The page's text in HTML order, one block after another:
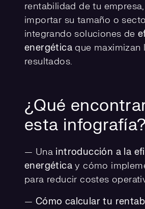
rentabilidad de tu
importar su tamaño o
integrando soluciones de
energética que maximizan
resultados.
¿Qué
esta infografía?
— Una introducción a la
energética y cómo
para reducir costes
— Cómo calcular tu